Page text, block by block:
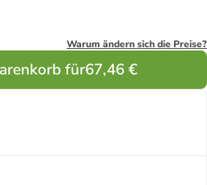
Warum ändern sich die Preise?
für67,46 €